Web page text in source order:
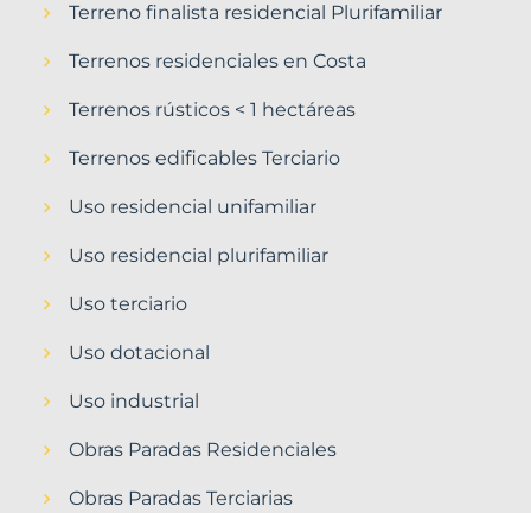
Terreno finalista residencial Plurifamiliar
Terrenos residenciales en Costa
Terrenos rústicos < 1 hectáreas
Terrenos edificables Terciario
Uso residencial unifamiliar
Uso residencial plurifamiliar
Uso terciario
Uso dotacional
Uso industrial
Obras Paradas Residenciales
Obras Paradas Terciarias